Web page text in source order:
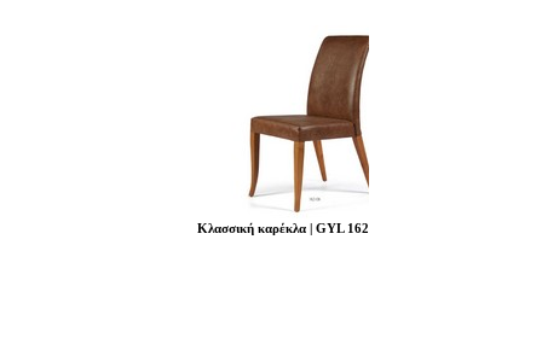
Κλασσική καρέκλα | GYL 162